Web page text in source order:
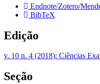
Endnote/Zotero/
BibTeX
Edição
v. 10 n. 4 (2018): Ciências
Seção